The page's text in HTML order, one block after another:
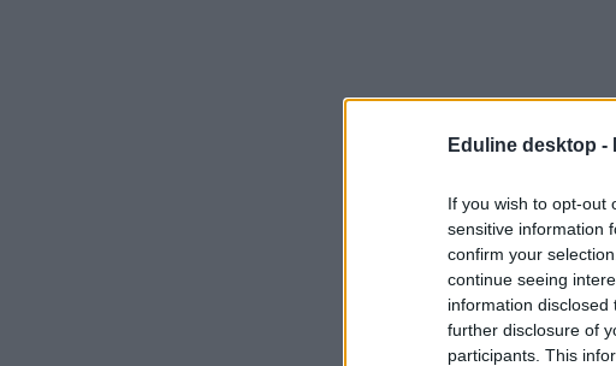
Eduline desktop -
If you wish to opt-out
sensitive information
confirm your
continue seeing
information
further disclosure of
participants. This